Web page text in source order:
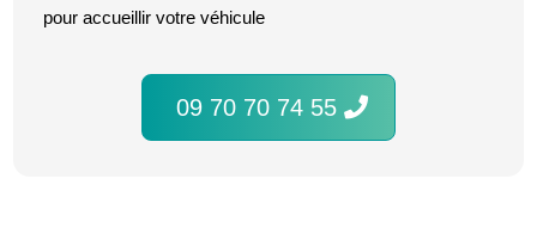
pour accueillir votre véhicule
09 70 70 74 55